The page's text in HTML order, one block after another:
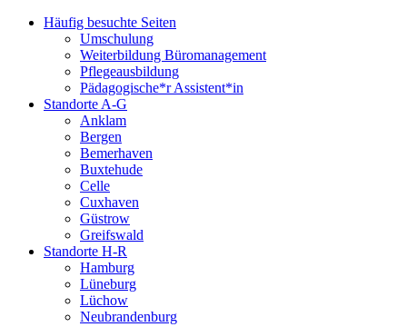
Häufig besuchte Seiten
Umschulung
Weiterbildung Büromanagement
Pflegeausbildung
Pädagogische*r Assistent*in
Standorte A-G
Anklam
Bergen
Bemerhaven
Buxtehude
Celle
Cuxhaven
Güstrow
Greifswald
Standorte H-R
Hamburg
Lüneburg
Lüchow
Neubrandenburg